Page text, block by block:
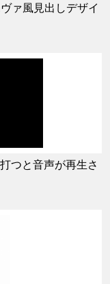
ァ風見出しデザイ
つと音声が再生さ